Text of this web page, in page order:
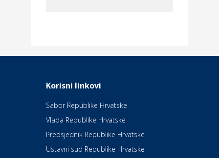
Daruvarske toplice – ljekovita
Kultura i edukacija
Kazalište Kerempuh
Korisni linkovi
Sabor Republike Hrvatske
Vlada Republike Hrvatske
Predsjednik Republike Hrvatske
Ustavni sud Republike Hrvatske